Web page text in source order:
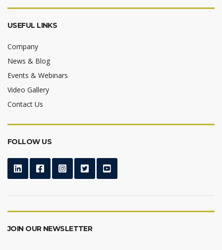
USEFUL LINKS
Company
News & Blog
Events & Webinars
Video Gallery
Contact Us
FOLLOW US
JOIN OUR NEWSLETTER